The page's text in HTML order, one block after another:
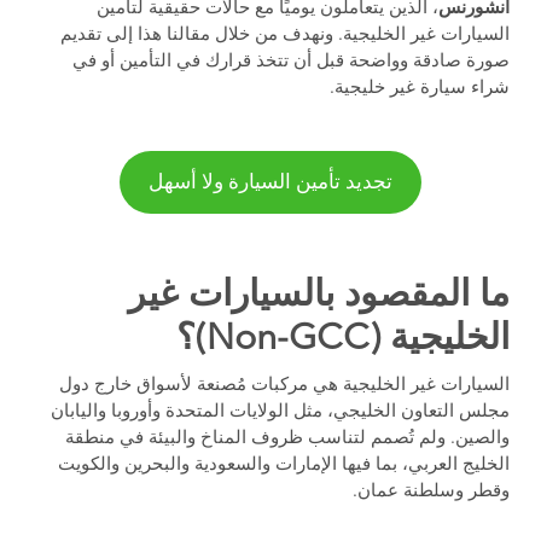
انشورنس، الذين يتعاملون يوميًا مع حالات حقيقية لتأمين
السيارات غير الخليجية. ونهدف من خلال مقالنا هذا إلى تقديم
صورة صادقة وواضحة قبل أن تتخذ قرارك في التأمين أو في
شراء سيارة غير خليجية.
تجديد تأمين السيارة ولا أسهل
ما المقصود بالسيارات غير
الخليجية (Non-GCC)؟
السيارات غير الخليجية هي مركبات مُصنعة لأسواق خارج دول
مجلس التعاون الخليجي، مثل الولايات المتحدة وأوروبا واليابان
والصين. ولم تُصمم لتناسب ظروف المناخ والبيئة في منطقة
الخليج العربي، بما فيها الإمارات والسعودية والبحرين والكويت
وقطر وسلطنة عمان.